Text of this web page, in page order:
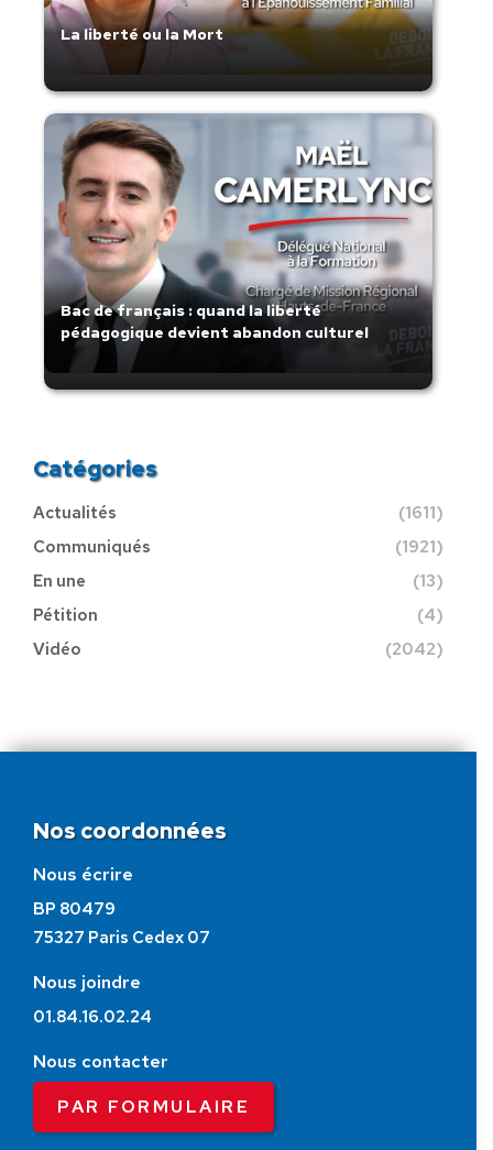
La liberté ou la Mort
Bac de français : quand la liberté
pédagogique devient abandon culturel
Catégories
Actualités
(1611)
Communiqués
(1921)
En une
(13)
Pétition
(4)
Vidéo
(2042)
Nos coordonnées
Nous écrire
BP 80479
75327 Paris Cedex 07
Nous joindre
01.84.16.02.24
Nous contacter
PAR FORMULAIRE